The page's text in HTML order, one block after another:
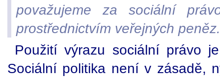
považujeme za sociální
prostřednictvím veřejných peněz.
Použití výrazu sociální právo
Sociální politika není v zásadě,